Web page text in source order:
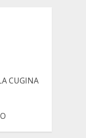
CUGINA